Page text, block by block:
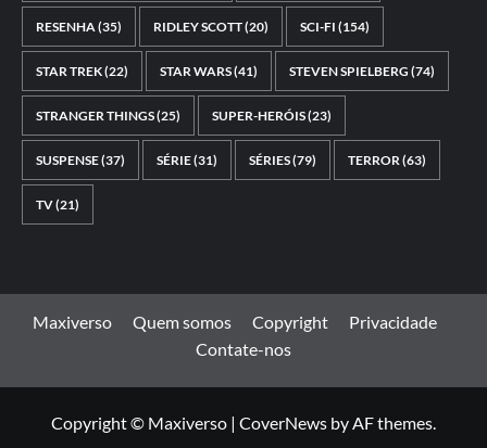
RESENHA(35) RIDLEY SCOTT(20) SCI-FI (154)
STAR TREK(22) STAR WARS(41) STEVEN SPIELBERG (74)
STRANGER THINGS(25) SUPER-HERÓIS(23)
SUSPENSE(37) SÉRIE(31) SÉRIES(79) TERROR(63)
TV(21)
Maxiverso Quem somos Copyright
Privacidade
Contate-nos
Copyright © Maxiverso | CoverNews by AF themes.